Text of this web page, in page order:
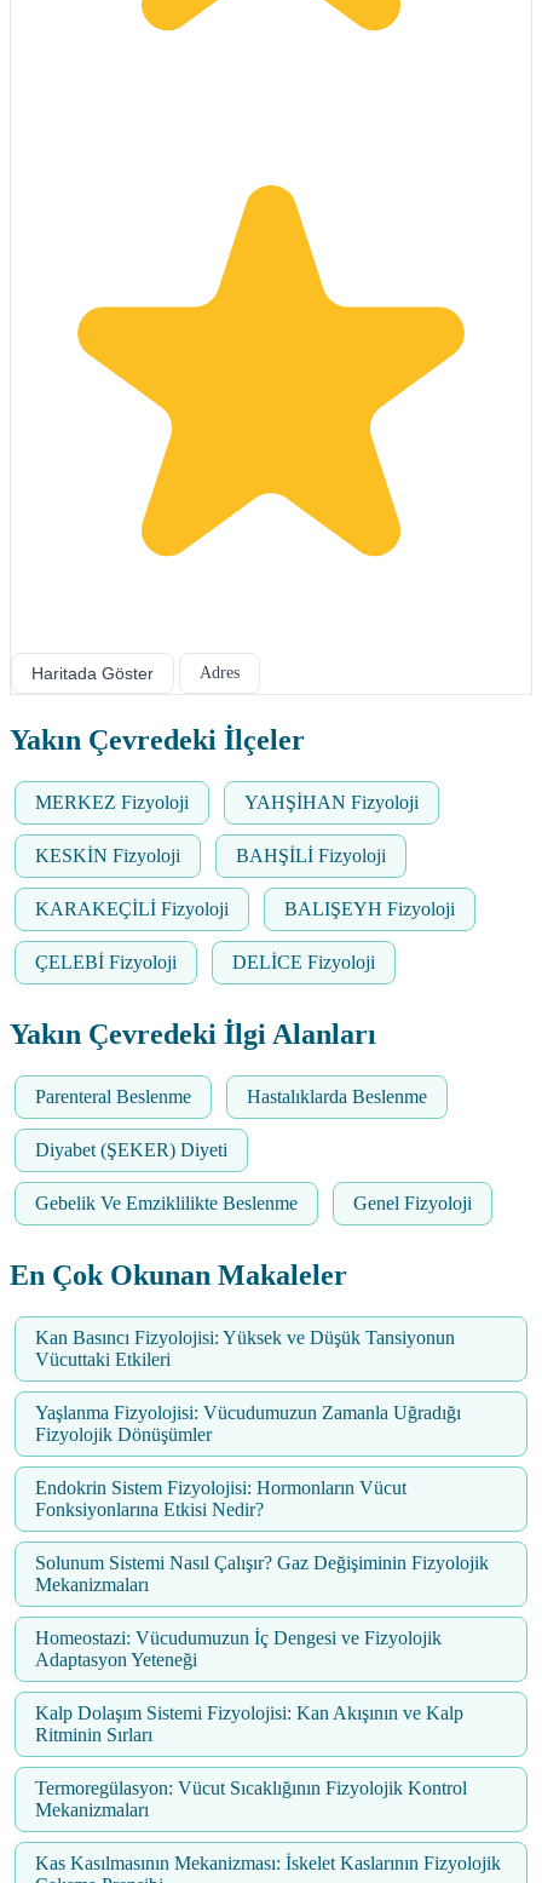
Haritada Göster Adres
Yakın Çevredeki İlçeler
MERKEZ Fizyoloji YAHŞİHAN Fizyoloji
KESKİN Fizyoloji BAHŞİLİ Fizyoloji
KARAKEÇİLİ Fizyoloji BALIŞEYH Fizyoloji
ÇELEBİ Fizyoloji DELİCE Fizyoloji
Yakın Çevredeki İlgi Alanları
Parenteral Beslenme Hastalıklarda Beslenme
Diyabet (ŞEKER) Diyeti
Gebelik Ve Emziklilikte Beslenme Genel Fizyoloji
En Çok Okunan Makaleler
Kan Basıncı Fizyolojisi: Yüksek ve Düşük Tansiyonun
Vücuttaki Etkileri
Yaşlanma Fizyolojisi: Vücudumuzun Zamanla Uğradığı
Fizyolojik Dönüşümler
Endokrin Sistem Fizyolojisi: Hormonların Vücut
Fonksiyonlarına Etkisi Nedir?
Solunum Sistemi Nasıl Çalışır? Gaz Değişiminin Fizyolojik
Mekanizmaları
Homeostazi: Vücudumuzun İç Dengesi ve Fizyolojik
Adaptasyon Yeteneği
Kalp Dolaşım Sistemi Fizyolojisi: Kan Akışının ve Kalp
Ritminin Sırları
Termoregülasyon: Vücut Sıcaklığının Fizyolojik Kontrol
Mekanizmaları
Kas Kasılmasının Mekanizması: İskelet Kaslarının Fizyolojik